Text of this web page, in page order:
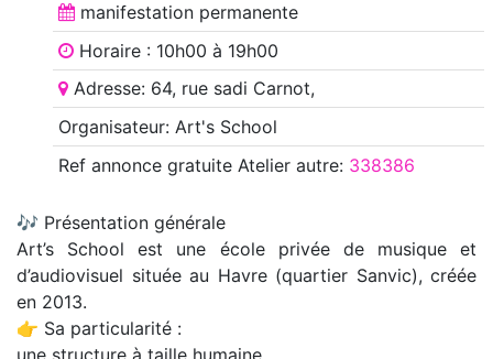
manifestation permanente
Horaire : 10h00 à 19h00
Adresse: 64, rue sadi Carnot,
Organisateur: Art's School
Ref annoncegratuite Atelier autre: 338386
🎶 Présentation générale
Art’s School est une école privée de musique et
d’audiovisuel située au Havre (quartier Sanvic), créée
en 2013.
👉 Sa particularité :